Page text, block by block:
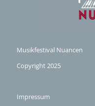
Musikfestival Nuancen
Copyright 2025
Impressum